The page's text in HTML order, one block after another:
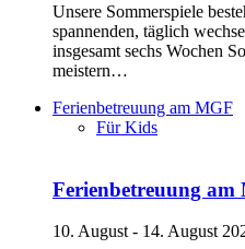
Unsere Sommerspiele
spannenden, täglich
insgesamt sechs Wochen
meistern…
Ferienbetreuung am MGF
Für Kids
Ferienbetreuung am
10. August - 14. August